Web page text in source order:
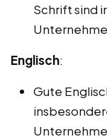
Schrift sind
Englisch:
Gute